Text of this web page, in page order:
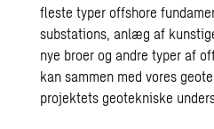
fleste typer offshore
substations, anlæg af
nye broer og andre typer af
kan sammen med vores
projektets geotekniske